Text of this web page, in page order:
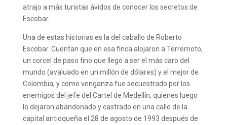
atrajo a más turistas ávidos de conocer los secretos de
Escobar.
Una de estas historias es la del caballo de Roberto
Escobar. Cuentan que en esa finca alojaron a Terremoto,
un corcel de paso fino que llegó a ser el más caro del
mundo (avaluado en un millón de dólares) y el mejor de
Colombia, y como venganza fue secuestrado por los
enemigos del jefe del Cartel de Medellín, quienes luego
lo dejaron abandonado y castrado en una calle de la
capital antioqueña el 28 de agosto de 1993 después de